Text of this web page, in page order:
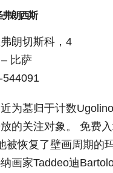
朗西斯
朗切斯科，4
比萨
544091
为墓归于计数
的关注对象。 免费
被恢复了壁画周期的玛
画家Taddeo迪